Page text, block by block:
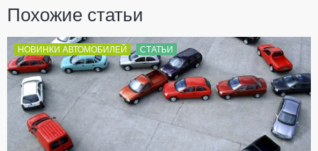
Похожие статьи
НОВИНКИ АВТОМОБИЛЕЙ СТАТЬИ